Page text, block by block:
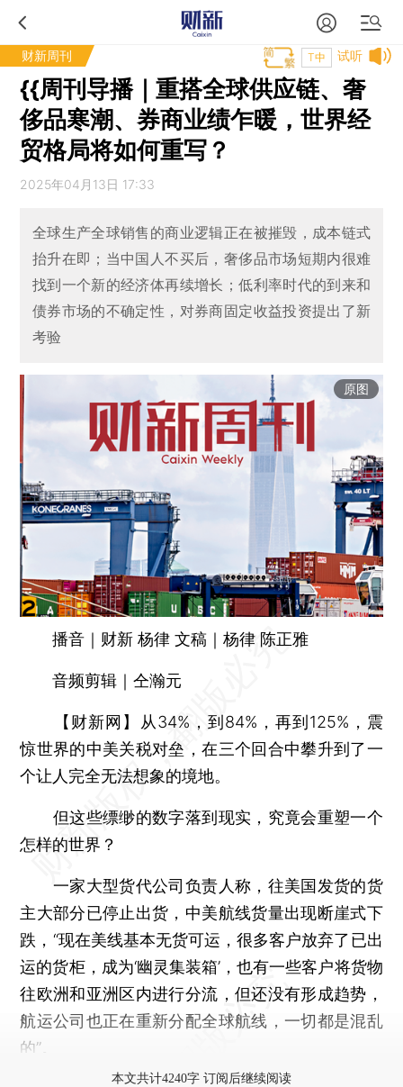
财新周刊 试听
T中
{{周刊导播｜重搭全球供应链、奢
侈品寒潮、券商业绩乍暖，世界经
贸格局将如何重写？
2025年04月13日 17:33
全球生产全球销售的商业逻辑正在被摧毁，成本链式
抬升在即；当中国人不买后，奢侈品市场短期内很难
找到一个新的经济体再续增长；低利率时代的到来和
债券市场的不确定性，对券商固定收益投资提出了新
考验
原图
播音｜财新 杨律 文稿｜杨律 陈正雅
音频剪辑｜仝瀚元
【财新网】
从34%，到84%，再到125%，震
惊世界的中美关税对垒，在三个回合中攀升到了一
个让人完全无法想象的境地。
但这些缥缈的数字落到现实，究竟会重塑一个
怎样的世界？
一家大型货代公司负责人称，往美国发货的货
主大部分已停止出货，中美航线货量出现断崖式下
跌，“现在美线基本无货可运，很多客户放弃了已出
运的货柜，成为‘幽灵集装箱’，也有一些客户将货物
往欧洲和亚洲区内进行分流，但还没有形成趋势，
航运公司也正在重新分配全球航线，一切都是混乱
的”。
本文共计4240字 订阅后继续阅读